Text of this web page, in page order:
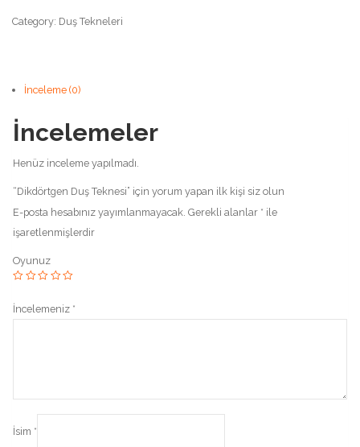
Category: Duş Tekneleri
İnceleme (0)
İncelemeler
Henüz inceleme yapılmadı.
“Dikdörtgen Duş Teknesi” için yorum yapan ilk kişi siz olun
E-posta hesabınız yayımlanmayacak. Gerekli alanlar * ile
işaretlenmişlerdir
Oyunuz
İncelemeniz *
İsim *